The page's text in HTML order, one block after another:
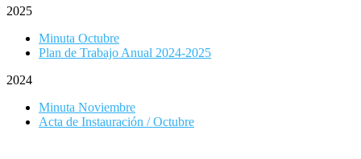
2025
Minuta Octubre
Plan de Trabajo Anual 2024-2025
2024
Minuta Noviembre
Acta de Instauración / Octubre